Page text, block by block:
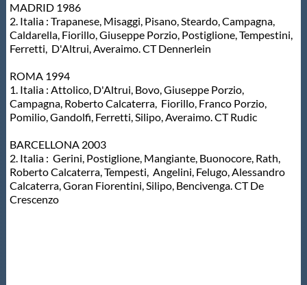
MADRID 1986
2. Italia : Trapanese, Misaggi, Pisano, Steardo, Campagna,
Caldarella, Fiorillo, Giuseppe Porzio, Postiglione, Tempestini,
Ferretti, D'Altrui, Averaimo. CT Dennerlein
ROMA 1994
1. Italia : Attolico, D'Altrui, Bovo, Giuseppe Porzio,
Campagna, Roberto Calcaterra, Fiorillo, Franco Porzio,
Pomilio, Gandolfi, Ferretti, Silipo, Averaimo. CT Rudic
BARCELLONA 2003
2. Italia : Gerini, Postiglione, Mangiante, Buonocore, Rath,
Roberto Calcaterra, Tempesti, Angelini, Felugo, Alessandro
Calcaterra, Goran Fiorentini, Silipo, Bencivenga. CT De
Crescenzo